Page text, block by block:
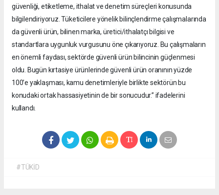
güvenliği, etiketleme, ithalat ve denetim süreçleri konusunda
bilgilendiriyoruz. Tüketicilere yönelik bilinçlendirme çalışmalarında
da güvenli ürün, bilinen marka, üretici/ithalatçı bilgisi ve
standartlara uygunluk vurgusunu öne çıkarıyoruz. Bu çalışmaların
en önemli faydası, sektörde güvenli ürün bilincinin güçlenmesi
oldu. Bugün kırtasiye ürünlerinde güvenli ürün oranının yüzde
100’e yaklaşması, kamu denetimleriyle birlikte sektörün bu
konudaki ortak hassasiyetinin de bir sonucudur.” ifadelerini
kullandı.
#TÜKİD